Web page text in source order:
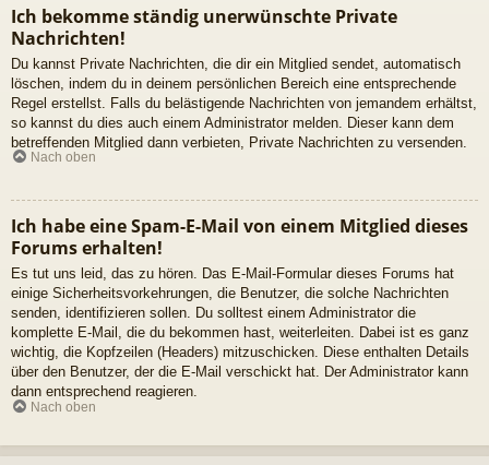
Ich bekomme ständig unerwünschte Private
Nachrichten!
Du kannst Private Nachrichten, die dir ein Mitglied sendet, automatisch
löschen, indem du in deinem persönlichen Bereich eine entsprechende
Regel erstellst. Falls du belästigende Nachrichten von jemandem erhältst,
so kannst du dies auch einem Administrator melden. Dieser kann dem
betreffenden Mitglied dann verbieten, Private Nachrichten zu versenden.
Nach oben
Ich habe eine Spam-E-Mail von einem Mitglied dieses
Forums erhalten!
Es tut uns leid, das zu hören. Das E-Mail-Formular dieses Forums hat
einige Sicherheitsvorkehrungen, die Benutzer, die solche Nachrichten
senden, identifizieren sollen. Du solltest einem Administrator die
komplette E-Mail, die du bekommen hast, weiterleiten. Dabei ist es ganz
wichtig, die Kopfzeilen (Headers) mitzuschicken. Diese enthalten Details
über den Benutzer, der die E-Mail verschickt hat. Der Administrator kann
dann entsprechend reagieren.
Nach oben